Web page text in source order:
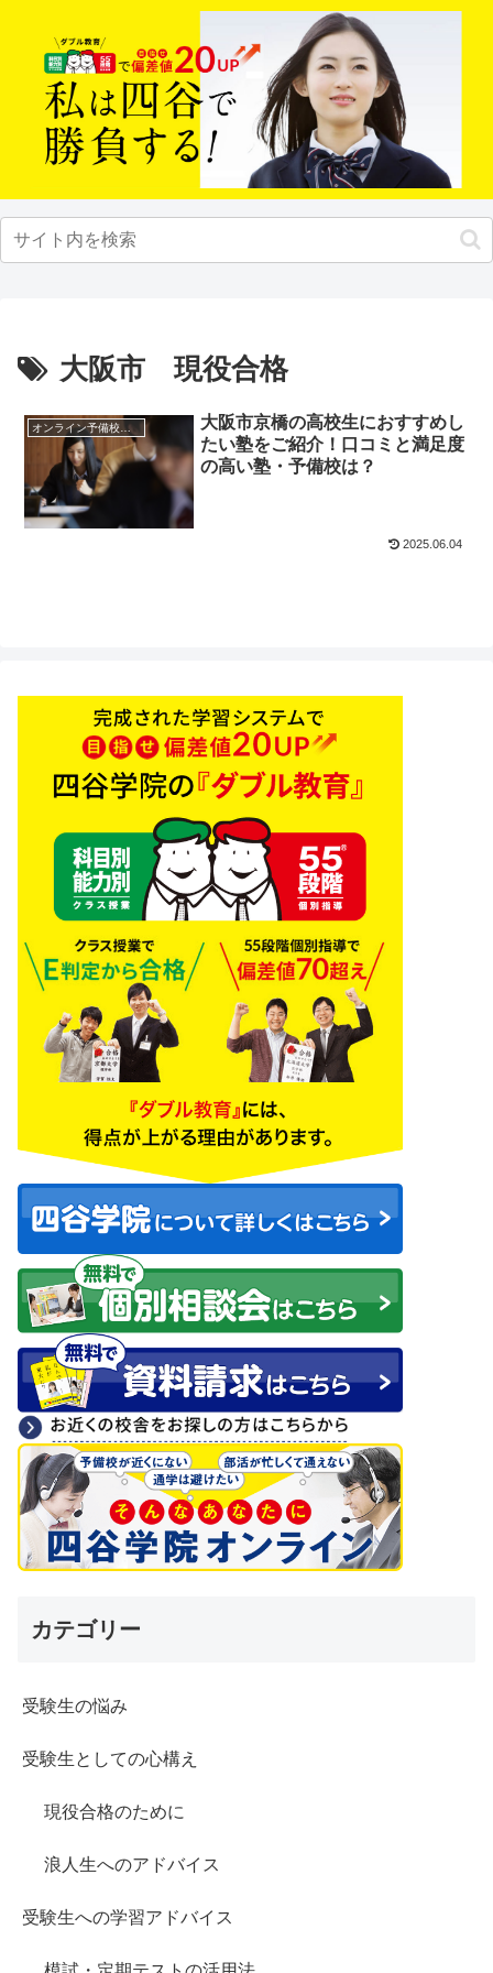
大阪市 現役合格
オンライン予備校・塾の活用法
大阪市京橋の高校生におすすめし
たい塾をご紹介！口コミと満足度
の高い塾・予備校は？
2025.06.04
カテゴリー
受験生の悩み
受験生としての心構え
現役合格のために
浪人生へのアドバイス
受験生への学習アドバイス